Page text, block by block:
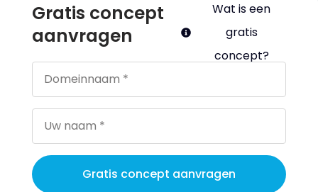
Gratis concept
aanvragen
Wat is een
gratis
concept?
Gratis concept aanvragen